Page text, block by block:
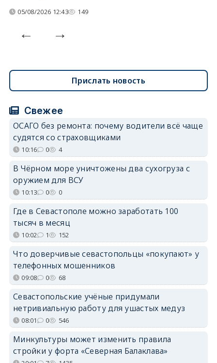
05/08/2026 12:43 149
Прислать новость
Свежее
ОСАГО без ремонта: почему водители всё чаще
судятся со страховщиками
10:16 0 4
В Чёрном море уничтожены два сухогруза с
оружием для ВСУ
10:13 0 0
Где в Севастополе можно заработать 100
тысяч в месяц
10:02 1 152
Что доверчивые севастопольцы «покупают» у
телефонных мошенников
09:08 0 68
Севастопольские учёные придумали
нетривиальную работу для ушастых медуз
08:01 0 546
Минкультуры может изменить правила
стройки у форта «Северная Балаклава»